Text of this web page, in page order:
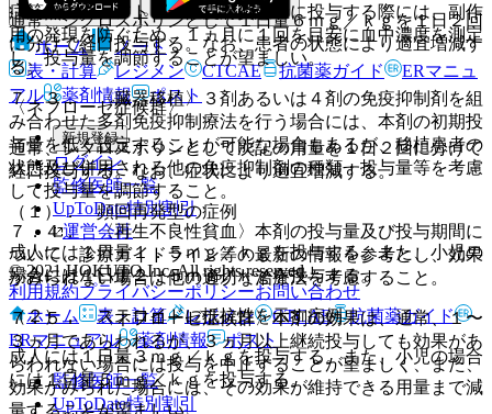
症筋無力症、アトピー性皮膚炎患者に投与する際には、副作
用の発現を防ぐため、１ヵ月に１回を目安に血中濃度を測定
し、投与量を調節することが望ましい。
７．３． 〈臓器移植〉３剤あるいは４剤の免疫抑制剤を組
み合わせた多剤免疫抑制療法を行う場合には、本剤の初期投
与量を低く設定することが可能な場合もあるが、移植患者の
状態及び併用される他の免疫抑制剤の種類・投与量等を考慮
して投与量を調節すること。
７．４． 〈再生不良性貧血〉本剤の投与量及び投与期間に
ついて、診療ガイドライン等の最新の情報を参考とし、効果
がみられない場合は他の適切な治療法を考慮すること。
７．５． 〈ネフローゼ症候群〉本剤の効果は、通常、１〜
３ヵ月であらわれるが、３ヵ月以上継続投与しても効果があ
らわれない場合には投与を中止することが望ましく、また、
効果がみられた場合には、その効果が維持できる用量まで減
量することが望ましい。
通常、シクロスポリンとして１日量６ｍｇ／ｋｇを１日２回
に分けて経口投与する。なお、患者の状態により適宜増減す
る。
〈ネフローゼ症候群〉
通常、シクロスポリンとして次記の用量を１日２回に分けて
経口投与する。なお、症状により適宜増減する。
（１）． 頻回再発型の症例
成人には１日量１．５ｍｇ／ｋｇを投与する。また、小児の
場合には１日量２．５ｍｇ／ｋｇを投与する。
（２）． ステロイドに抵抗性を示す症例
成人には１日量３ｍｇ／ｋｇを投与する。また、小児の場合
には１日量５ｍｇ／ｋｇを投与する。
ホーム
ノート
表・計算
レジメン CTCAE 抗菌薬ガイド
ERマニュ
アル
薬剤情報 ポスト
新規登録
ログイン
監修医師一覧
UpToDate特別割引
運営会社
© 2021 HOKUTO Inc. All rights reserved.
利用規約プライバシーポリシーお問い合わせ
ホーム
表・計算 レジメン CTCAE
抗菌薬ガイド
ERマニュアル
薬剤情報 ポスト
監修医師一覧
UpToDate特別割引